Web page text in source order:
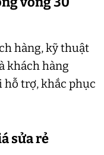
hàng, kỹ thuật
khách hàng
trợ, khắc phục
sửa rẻ